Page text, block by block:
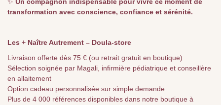
transformation avec conscience, confiance et sérénité.
Les + Naître Autrement – Doula-store
Livraison offerte dès 75 € (ou retrait gratuit en boutique)
Sélection soignée par Magali, infirmière pédiatrique et conseillère
en allaitement
Option cadeau personnalisée sur simple demande
Plus de 4 000 références disponibles dans notre boutique à